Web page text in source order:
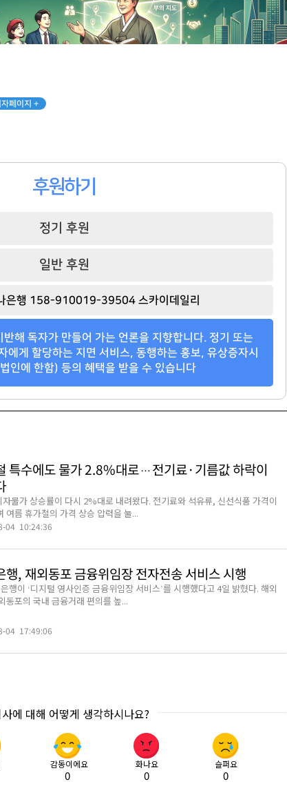
백종원
더본코리아
트라움하우스 2차
팬클럽 참여
85
대한민국 축구 국가대표팀
타워팰리스
팬클럽 참여
109
트라움하우스3차
팬클럽 참여
자페이지 +
후원하기
정기 후원
일반 후원
은행 158-910019-39504 스카이데일리
해 독자가 만들어 가는 언론을 지향합니다. 정기 또는
에게 할당하는 지면 서비스, 동행하는 홍보, 유상증자시
인에 한함) 등의 혜택을 받을 수 있습니다
특수에도 물가 2.8%대로…전기료·기름값 하락이
자물가 상승률이 다시 2%대로 내려왔다. 전기료와 석유류, 신선식품 가격이
여름 휴가철의 가격 상승 압력을 눌...
04 10:24:36
행, 재외동포 금융위임장 전자전송 서비스 시행
은행이 ‘디지털 영사인증 금융위임장 서비스’를 시행했다고 4일 밝혔다. 해외
동포의 국내 금융거래 편의를 높...
04 17:49:06
사에 대해 어떻게 생각하시나요?
감동이에요
0
화나요
0
슬퍼요
0